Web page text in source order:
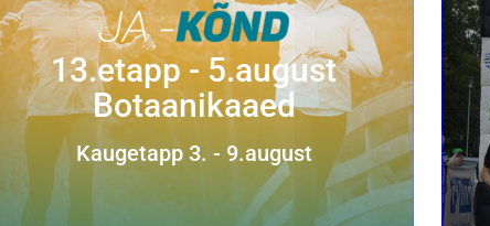
13.etapp - 5.august
Botaanikaaed
Kaugetapp 3. - 9.august